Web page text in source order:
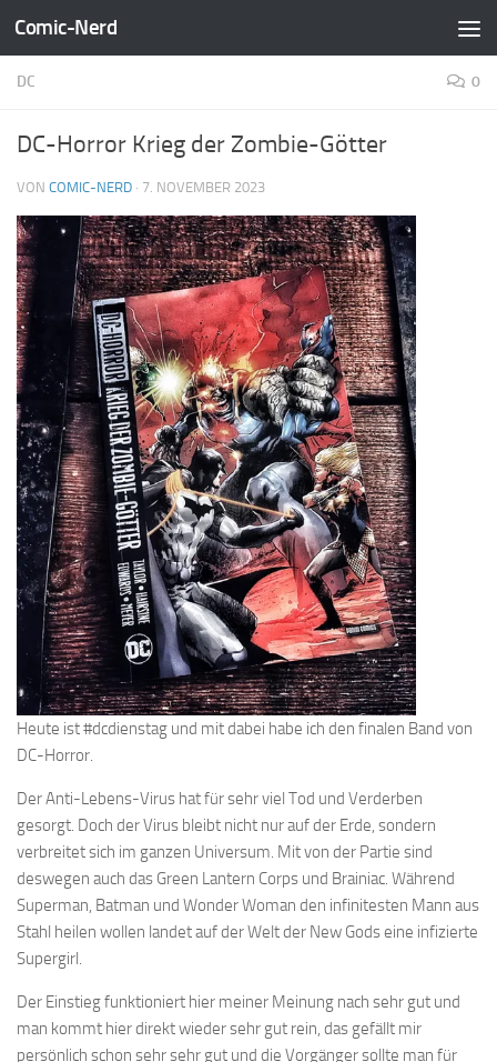
Zum Inhalt springen
Comic-Nerd
DC 0
DC-Horror Krieg der Zombie-Götter
VON COMIC-NERD · 7. NOVEMBER 2023
Heute ist #dcdienstag und mit dabei habe ich den finalen Band von
DC-Horror.
Der Anti-Lebens-Virus hat für sehr viel Tod und Verderben
gesorgt. Doch der Virus bleibt nicht nur auf der Erde, sondern
verbreitet sich im ganzen Universum. Mit von der Partie sind
deswegen auch das Green Lantern Corps und Brainiac. Während
Superman, Batman und Wonder Woman den infinitesten Mann aus
Stahl heilen wollen landet auf der Welt der New Gods eine infizierte
Supergirl.
Der Einstieg funktioniert hier meiner Meinung nach sehr gut und
man kommt hier direkt wieder sehr gut rein, das gefällt mir
persönlich schon sehr sehr gut und die Vorgänger sollte man für